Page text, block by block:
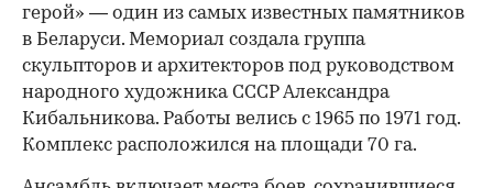
герой» — один из самых известных памятников
в Беларуси. Мемориал создала группа
скульпторов и архитекторов под руководством
народного художника СССР Александра
Кибальникова. Работы велись с 1965 по 1971 год.
Комплекс расположился на площади 70 га.